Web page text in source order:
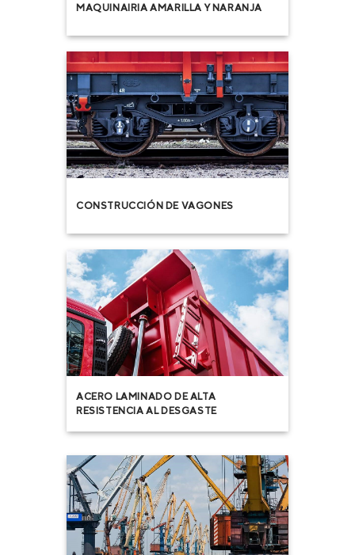
MAQUINAIRIA AMARILLA Y NARANJA
CONSTRUCCIÓN DE VAGONES
ACERO LAMINADO DE ALTA
RESISTENCIA AL DESGASTE